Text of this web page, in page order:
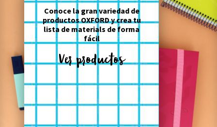
Conoce la gran variedad de
productos OXFORD y crea tu
lista de materials de forma
fácil
Ver productos